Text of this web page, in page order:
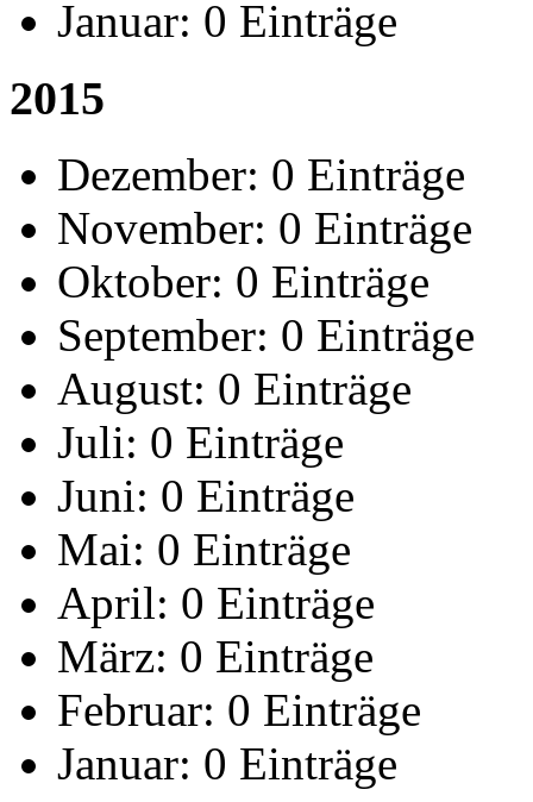
Januar: 0 Einträge
2015
Dezember: 0 Einträge
November: 0 Einträge
Oktober: 0 Einträge
September: 0 Einträge
August: 0 Einträge
Juli: 0 Einträge
Juni: 0 Einträge
Mai: 0 Einträge
April: 0 Einträge
März: 0 Einträge
Februar: 0 Einträge
Januar: 0 Einträge